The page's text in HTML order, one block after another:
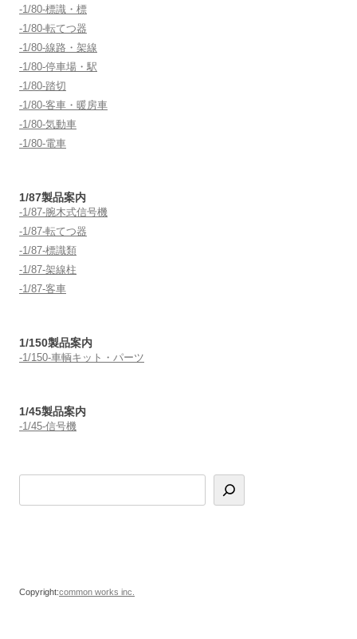
-1/80-標識・標
-1/80-転てつ器
-1/80-線路・架線
-1/80-停車場・駅
-1/80-踏切
-1/80-客車・暖房車
-1/80-気動車
-1/80-電車
1/87製品案内
-1/87-腕木式信号機
-1/87-転てつ器
-1/87-標識類
-1/87-架線柱
-1/87-客車
1/150製品案内
-1/150-車輌キット・パーツ
1/45製品案内
-1/45-信号機
Copyright:common works inc.